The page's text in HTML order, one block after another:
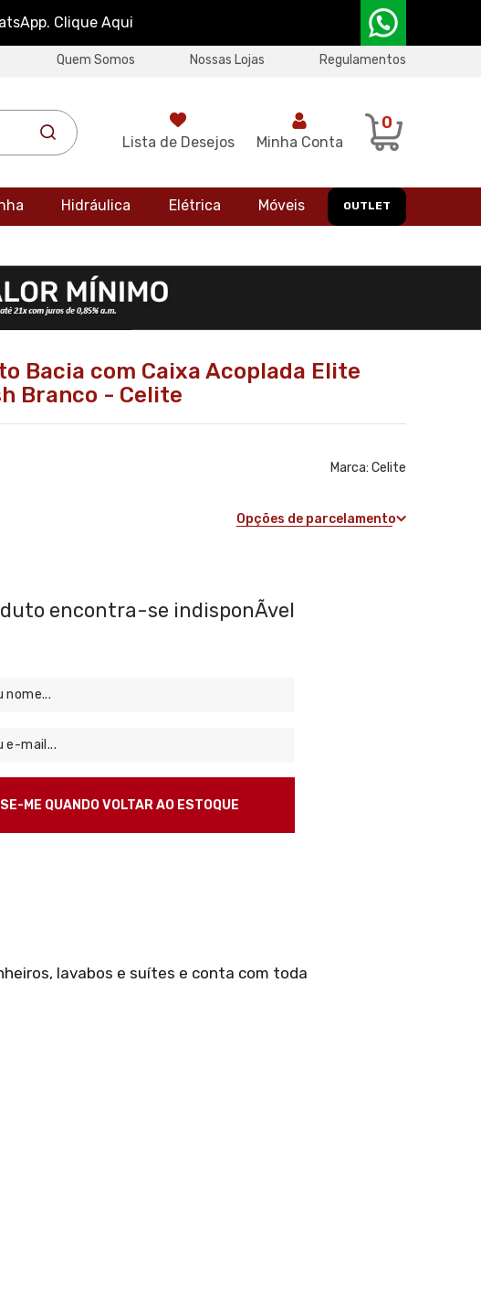
Clique Aqui
Quem Somos Nossas Lojas Regulamentos
Lista de Desejos Minha Conta
0
OUTLET
Hidráulica Elétrica Móveis
Bacia com Caixa Acoplada Elite
Branco - Celite
Marca: Celite
Opções de parcelamento
lavabos e suítes e conta com toda